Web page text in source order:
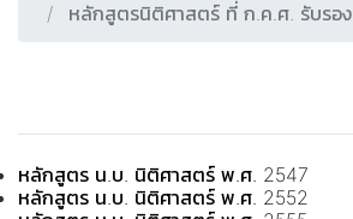
หลักสูตรนิติศาสตร์ ที่ ก.ค.ศ. รับรอง
หลักสูตร น.บ. นิติศาสตร์ พ.ศ. 2547
หลักสูตร น.บ. นิติศาสตร์ พ.ศ. 2552